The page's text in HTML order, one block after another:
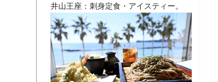
井山王座：刺身定食・アイスティー。